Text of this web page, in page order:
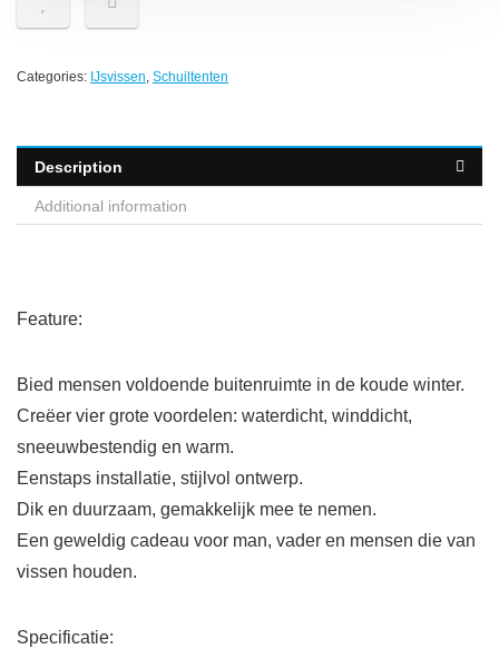
Categories: IJsvissen, Schuiltenten
Description
Additional information
Feature:
Bied mensen voldoende buitenruimte in de koude winter.
Creëer vier grote voordelen: waterdicht, winddicht,
sneeuwbestendig en warm.
Eenstaps installatie, stijlvol ontwerp.
Dik en duurzaam, gemakkelijk mee te nemen.
Een geweldig cadeau voor man, vader en mensen die van
vissen houden.
Specificatie: